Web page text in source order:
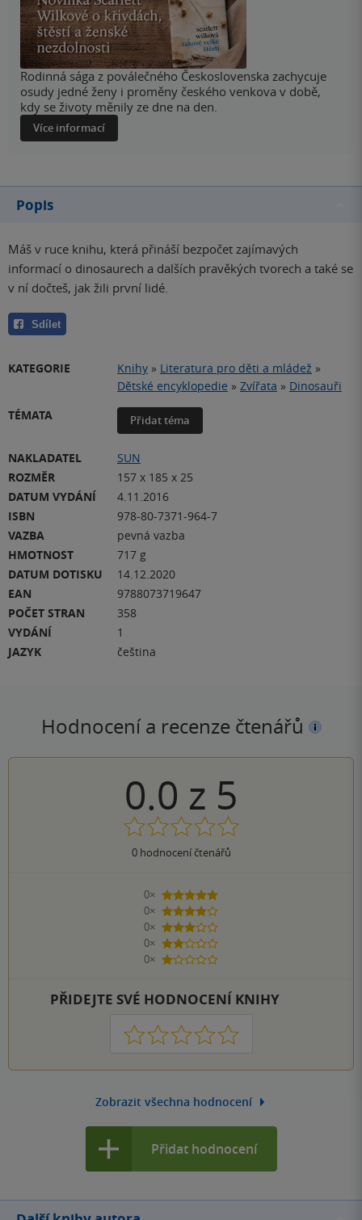
Rodinná sága z poválečného Československa zachycuje
osudy jedné ženy i proměny českého venkova v době,
kdy se životy měnily ze dne na den.
Více informací
Popis
Máš v ruce knihu, která přináší bezpočet zajímavých
informací o dinosaurech a dalších pravěkých tvorech a také se
v ní dočteš, jak žili první lidé.
Sdílet
KATEGORIE Knihy » Literatura pro děti a mládež »
Dětské encyklopedie » Zvířata » Dinosauři
TÉMATA
Přidat téma
NAKLADATEL
SUN
ROZMĚR
157 x 185 x 25
DATUM VYDÁNÍ
4.11.2016
ISBN
978-80-7371-964-7
VAZBA
pevná vazba
HMOTNOST
717 g
DATUM DOTISKU
14.12.2020
EAN
9788073719647
POČET STRAN
358
VYDÁNÍ
1
JAZYK
čeština
Hodnocení a recenze čtenářů
0.0 z 5
0hodnocení čtenářů
0×
5 hvězdiček
0×
4 hvězdičky
0×
3 hvězdičky
0×
2 hvězdičky
0×
1 hvezdička
PŘIDEJTE SVÉ HODNOCENÍ KNIHY
1 2 3 4 5
Zobrazit všechna hodnocení
Přidat hodnocení